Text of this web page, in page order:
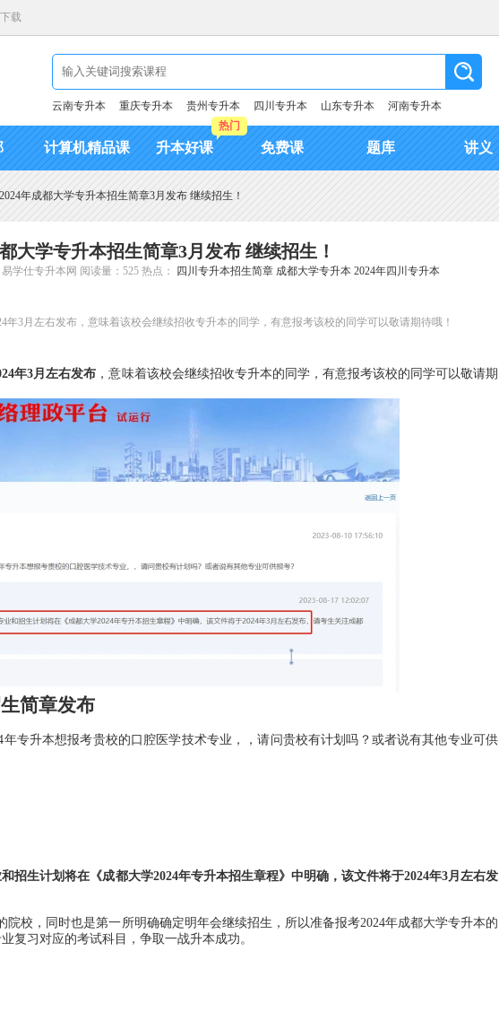
载
云南专升本 重庆专升本 贵州专升本 四川专升本 山东专升本 河南专升本
计算机精品课 升本好课
热门
免费课 题库 讲义
2024年成都大学专升本招生简章3月发布 继续招生！
大学专升本招生简章3月发布 继续招生！
学仕专升本网 阅读量：525 热点： 四川专升本招生简章 成都大学专升本 2024年四川专升本
年3月左右发布，意味着该校会继续招收专升本的同学，有意报考该校的同学可以敬请期待哦！
年3月左右发布 ，意味着该校会继续招收专升本的同学，有意报考该校的同学可以敬请期
简章发布
升本想报考贵校的口腔医学技术专业，，请问贵校有计划吗？或者说有其他专业可供
招生计划将在《成都大学2024年专升本招生章程》中明确，该文件将于2024年3月左右发
校，同时也是第一所明确确定明年会继续招生，所以准备报考2024年成都大学专升本的
复习对应的考试科目，争取一战升本成功。